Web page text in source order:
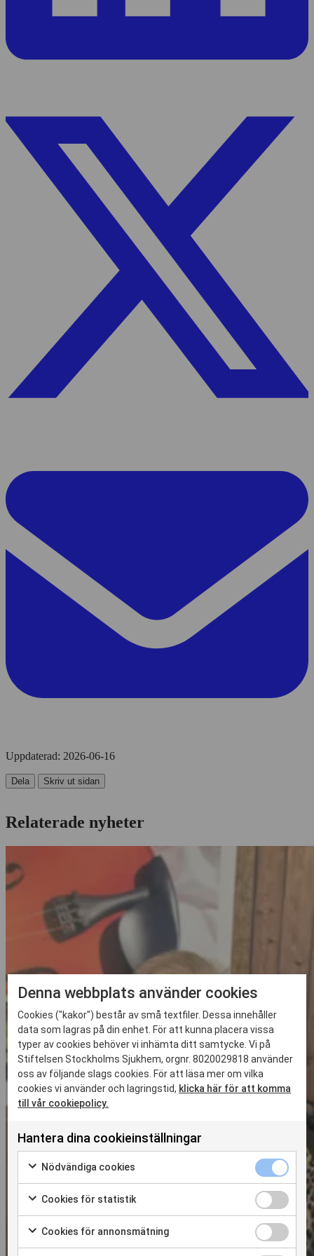
Uppdaterad: 2026-06-16
Dela Skriv ut sidan
Relaterade nyheter
Denna webbplats använder cookies
Cookies ("kakor") består av små textfiler. Dessa innehåller
data som lagras på din enhet. För att kunna placera vissa
typer av cookies behöver vi inhämta ditt samtycke. Vi på
Stiftelsen Stockholms Sjukhem, orgnr. 8020029818 använder
oss av följande slags cookies. För att läsa mer om vilka
cookies vi använder och lagringstid, klicka här för att komma
till vår cookiepolicy.
Hantera dina cookieinställningar
Nödvändiga cookies
Markera
för
samtycka
till
användning
Nödvändiga
cookies
kryssruta
Cookies för statistik
Markera
för
samtycka
Cookies
för
statistik
kryssruta
Cookies för annonsmätning
Markera
Cookies
för